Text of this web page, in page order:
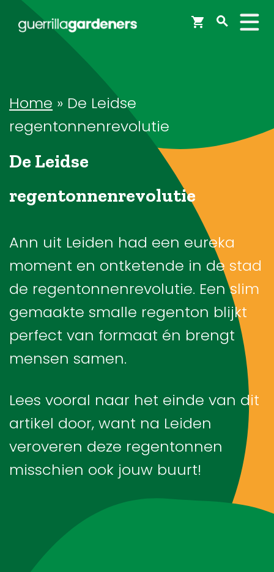
Workshops
Tips & Inspiratie
Brigades
Blog
Over ons
Contact
Home » De Leidse
regentonnenrevolutie
De Leidse
regentonnenrevolutie
Ann uit Leiden had een eureka
moment en ontketende in de stad
de regentonnenrevolutie. Een slim
gemaakte smalle regenton blijkt
perfect van formaat én brengt
mensen samen.
Lees vooral naar het einde van dit
artikel door, want na Leiden
veroveren deze regentonnen
misschien ook jouw buurt!